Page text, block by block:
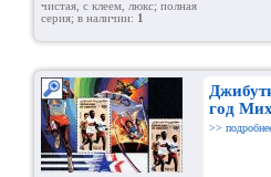
чистая, с клеем, люкс; полная
серия; в наличии: 1
год
>>